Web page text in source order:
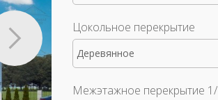
Цокольное перекрытие
Деревянное
Межэтажное перекрытие